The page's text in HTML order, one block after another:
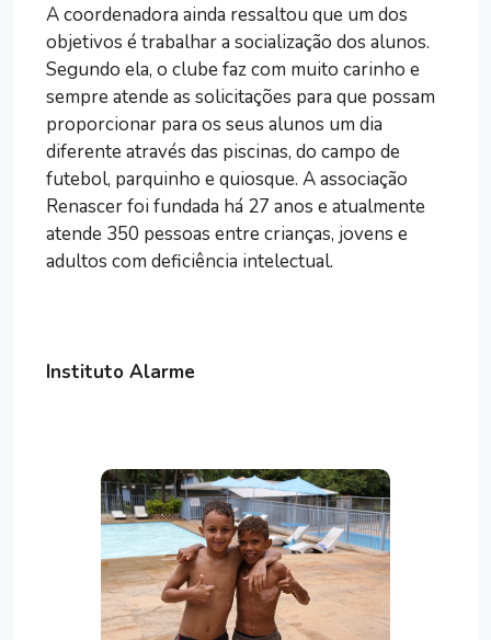
A coordenadora ainda ressaltou que um dos
objetivos é trabalhar a socialização dos alunos.
Segundo ela, o clube faz com muito carinho e
sempre atende as solicitações para que possam
proporcionar para os seus alunos um dia
diferente através das piscinas, do campo de
futebol, parquinho e quiosque. A associação
Renascer foi fundada há 27 anos e atualmente
atende 350 pessoas entre crianças, jovens e
adultos com deficiência intelectual.
Instituto Alarme